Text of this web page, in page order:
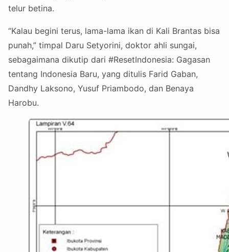
telur betina.
“Kalau begini terus, lama-lama ikan di Kali Brantas bisa
punah,” timpal Daru Setyorini, doktor ahli sungai,
sebagaimana dikutip dari #ResetIndonesia: Gagasan
tentang Indonesia Baru, yang ditulis Farid Gaban,
Dandhy Laksono, Yusuf Priambodo, dan Benaya
Harobu.